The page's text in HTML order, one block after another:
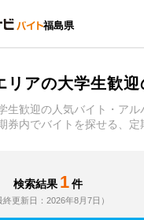
福島県
リアの大学生歓
生歓迎の人気バイト・ア
券内でバイトを探せる、定
検索結果 1 件
終更新日：2026年8月7日）